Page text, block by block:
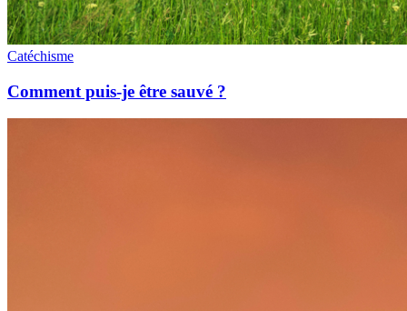
Catéchisme
Comment puis-je être sauvé ?